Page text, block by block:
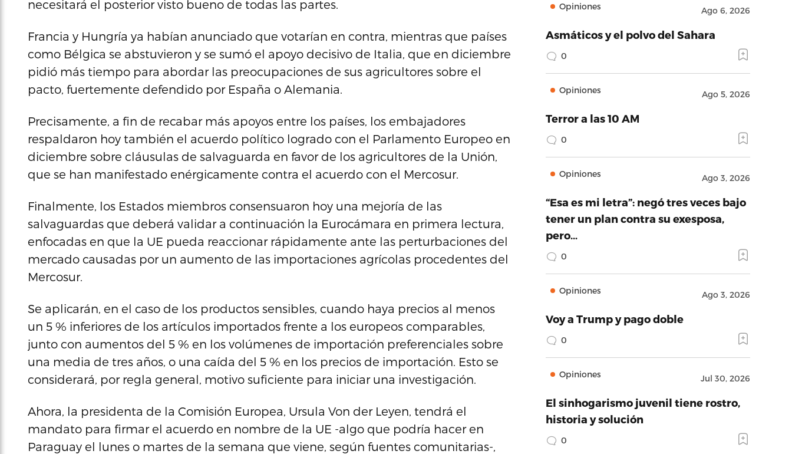
necesitará el posterior visto bueno de todas las partes.
Francia y Hungría ya habían anunciado que votarían en contra, mientras que países
como Bélgica se abstuvieron y se sumó el apoyo decisivo de Italia, que en diciembre
pidió más tiempo para abordar las preocupaciones de sus agricultores sobre el
pacto, fuertemente defendido por España o Alemania.
Precisamente, a fin de recabar más apoyos entre los países, los embajadores
respaldaron hoy también el acuerdo político logrado con el Parlamento Europeo en
diciembre sobre cláusulas de salvaguarda en favor de los agricultores de la Unión,
que se han manifestado enérgicamente contra el acuerdo con el Mercosur.
Finalmente, los Estados miembros consensuaron hoy una mejoría de las
salvaguardas que deberá validar a continuación la Eurocámara en primera lectura,
enfocadas en que la UE pueda reaccionar rápidamente ante las perturbaciones del
mercado causadas por un aumento de las importaciones agrícolas procedentes del
Mercosur.
Se aplicarán, en el caso de los productos sensibles, cuando haya precios al menos
un 5 % inferiores de los artículos importados frente a los europeos comparables,
junto con aumentos del 5 % en los volúmenes de importación preferenciales sobre
una media de tres años, o una caída del 5 % en los precios de importación. Esto se
considerará, por regla general, motivo suficiente para iniciar una investigación.
Ahora, la presidenta de la Comisión Europea, Ursula Von der Leyen, tendrá el
mandato para firmar el acuerdo en nombre de la UE -algo que podría hacer en
Paraguay el lunes o martes de la semana que viene, según fuentes comunitarias-,
Opiniones Ago 6, 2026
Asmáticos y el polvo del Sahara
0
Opiniones Ago 5, 2026
Terror a las 10 AM
0
Opiniones Ago 3, 2026
“Esa es mi letra”: negó tres veces bajo
tener un plan contra su exesposa,
pero…
0
Opiniones Ago 3, 2026
Voy a Trump y pago doble
0
Opiniones Jul 30, 2026
El sinhogarismo juvenil tiene rostro,
historia y solución
0